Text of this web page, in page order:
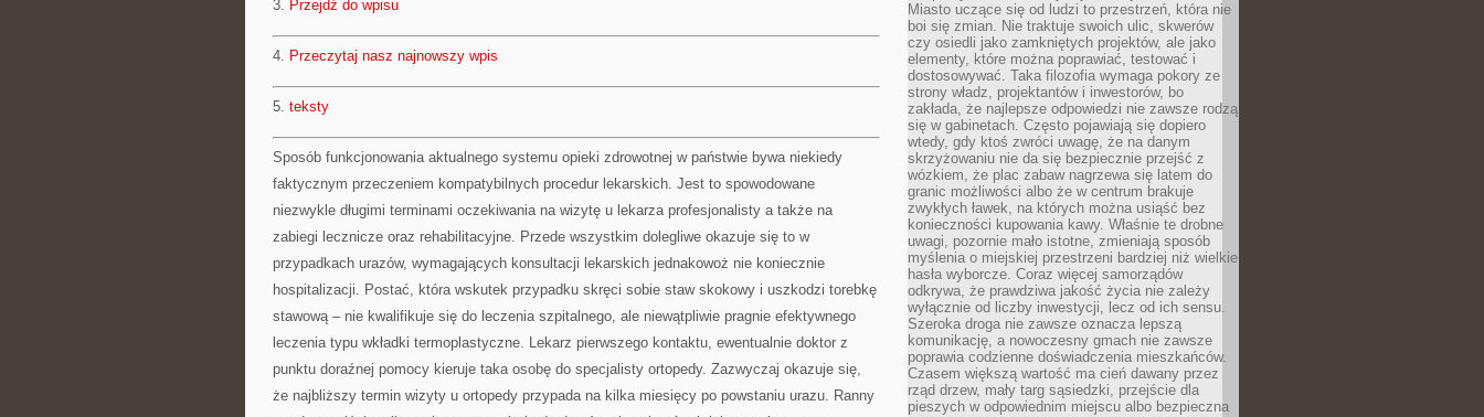
3. Przejdź do wpisu
4. Przeczytaj nasz najnowszy wpis
5. teksty
Sposób funkcjonowania aktualnego systemu opieki zdrowotnej w państwie bywa niekiedy
faktycznym przeczeniem kompatybilnych procedur lekarskich. Jest to spowodowane
niezwykle długimi terminami oczekiwania na wizytę u lekarza profesjonalisty a także na
zabiegi lecznicze oraz rehabilitacyjne. Przede wszystkim dolegliwe okazuje się to w
przypadkach urazów, wymagających konsultacji lekarskich jednakowoż nie koniecznie
hospitalizacji. Postać, która wskutek przypadku skręci sobie staw skokowy i uszkodzi torebkę
stawową – nie kwalifikuje się do leczenia szpitalnego, ale niewątpliwie pragnie efektywnego
leczenia typu wkładki termoplastyczne. Lekarz pierwszego kontaktu, ewentualnie doktor z
punktu doraźnej pomocy kieruje taka osobę do specjalisty ortopedy. Zazwyczaj okazuje się,
że najbliższy termin wizyty u ortopedy przypada na kilka miesięcy po powstaniu urazu. Ranny
Miasto uczące się od ludzi to przestrzeń, która nie
boi się zmian. Nie traktuje swoich ulic, skwerów
czy osiedli jako zamkniętych projektów, ale jako
elementy, które można poprawiać, testować i
dostosowywać. Taka filozofia wymaga pokory ze
strony władz, projektantów i inwestorów, bo
zakłada, że najlepsze odpowiedzi nie zawsze rodzą
się w gabinetach. Często pojawiają się dopiero
wtedy, gdy ktoś zwróci uwagę, że na danym
skrzyżowaniu nie da się bezpiecznie przejść z
wózkiem, że plac zabaw nagrzewa się latem do
granic możliwości albo że w centrum brakuje
zwykłych ławek, na których można usiąść bez
konieczności kupowania kawy. Właśnie te drobne
uwagi, pozornie mało istotne, zmieniają sposób
myślenia o miejskiej przestrzeni bardziej niż wielkie
hasła wyborcze. Coraz więcej samorządów
odkrywa, że prawdziwa jakość życia nie zależy
wyłącznie od liczby inwestycji, lecz od ich sensu.
Szeroka droga nie zawsze oznacza lepszą
komunikację, a nowoczesny gmach nie zawsze
poprawia codzienne doświadczenia mieszkańców.
Czasem większą wartość ma cień dawany przez
rząd drzew, mały targ sąsiedzki, przejście dla
pieszych w odpowiednim miejscu albo bezpieczna